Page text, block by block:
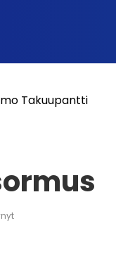
Takuupantti